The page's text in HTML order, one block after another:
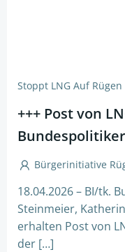
Stoppt LNG Auf Rügen
+++ Post von
Bürgerinitiative
18.04.2026 – BI/tk.
Steinmeier,
erhalten Post von
der […]